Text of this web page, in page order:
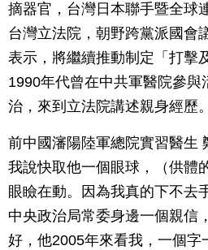
摘器官，台灣日本聯手暨全球
台灣立法院，朝野跨黨派國會
表示，將繼續推動制定「打擊
1990年代曾在中共軍醫院參與
治，來到立法院講述親身經歷。
前中國瀋陽陸軍總院實習醫生
我說快取他一個眼球，（供體
眼瞼在動。因為我真的下不去
中央政治局常委身邊一個親信
好，他2005年來看我，一個字